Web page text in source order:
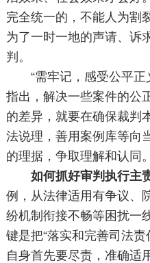
完全统一的，不能人为割
为了一时一地的声请、诉
判。
“需牢记，感受公平正
指出，解决一些案件的公
的差异，就要在确保裁判
法说理，善用案例库等向
的理据，争取理解和认同。
如何抓好审判执行主
例，从法律适用有争议、
纷机制衔接不畅等困扰一
键是把“落实和完善司法
自身首先要尽责，准确适